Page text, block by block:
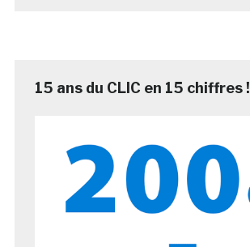
15 ans du CLIC en 15 chiffres !